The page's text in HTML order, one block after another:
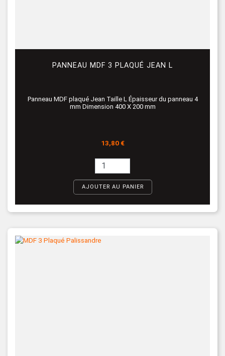
PANNEAU MDF 3 PLAQUÉ JEAN L
Panneau MDF plaqué Jean Taille L Épaisseur du panneau 4
mm Dimension 400 X 200 mm
Prix
13,80 €
AJOUTER AU PANIER